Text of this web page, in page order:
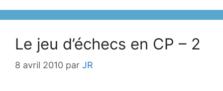
Le jeu d’échecs en CP – 2
8 avril 2010 par JR